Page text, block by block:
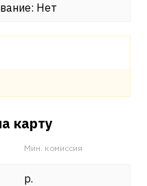
Нет
карту
Мин. комиссия
р.